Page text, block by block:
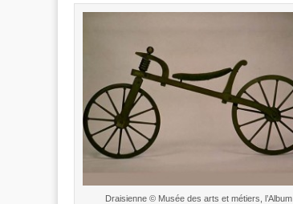
Draisienne © Musée des arts et métiers, l’Album